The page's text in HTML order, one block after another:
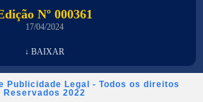
Nº 000361
17/04/2024
↓ BAIXAR
Publicidade Legal - Todos os direitos
Reservados 2022